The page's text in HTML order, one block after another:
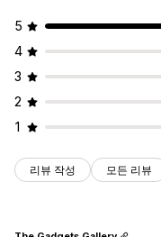
5
4
3
2
1
리뷰 작성 모든 리뷰